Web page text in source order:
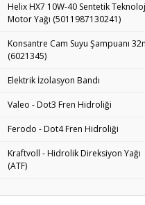
Helix HX7 10W-40 Sentetik
Motor Yağı (5011987130241)
Konsantre Cam Suyu Şampuanı
(6021345)
Elektrik İzolasyon Bandı
Valeo - Dot3 Fren Hidroliği
Ferodo - Dot4 Fren Hidroliği
Kraftvoll - Hidrolik Direksiyon Yağı
(ATF)